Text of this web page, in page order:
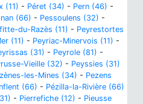
(11) - Péret (34) - Pern (46) -
(66) - Pessoulens (32) -
du-Razès (11) - Peyrestortes
(11) - Peyriac-Minervois (11) -
(31) - Peyrole (81) -
Vieille (32) - Peyssies (31)
les-Mines (34) - Pezens
(66) - Pézilla-la-Rivière (66)
- Pierrefiche (12) - Pieusse